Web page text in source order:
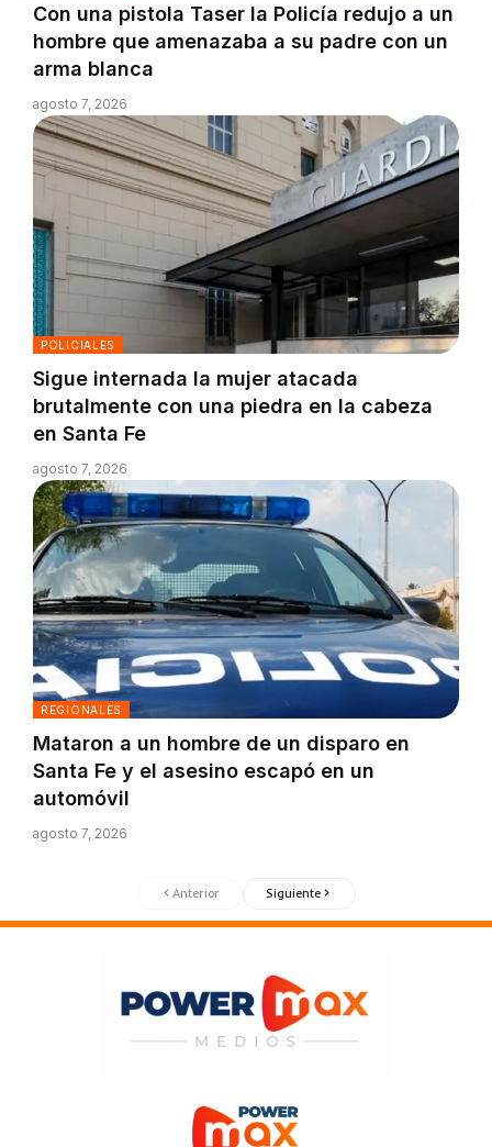
Con una pistola Taser la Policía redujo a un
hombre que amenazaba a su padre con un
arma blanca
agosto 7, 2026
POLICIALES
Sigue internada la mujer atacada
brutalmente con una piedra en la cabeza
en Santa Fe
agosto 7, 2026
REGIONALES
Mataron a un hombre de un disparo en
Santa Fe y el asesino escapó en un
automóvil
agosto 7, 2026
Anterior Siguiente